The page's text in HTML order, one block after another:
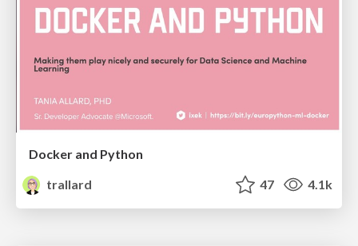
Docker and Python
trallard
47 4.1k